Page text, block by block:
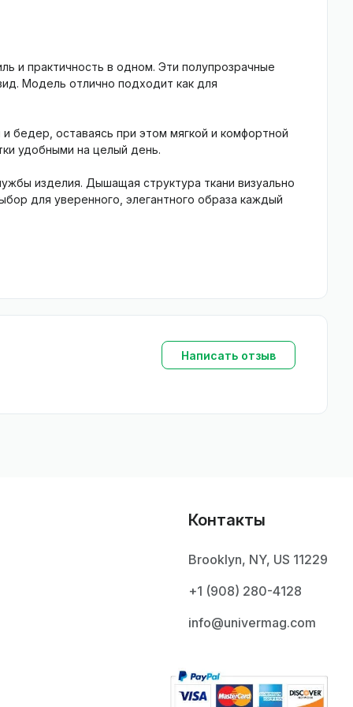
и практичность в одном. Эти полупрозрачные
Модель отлично подходит как для
бедер, оставаясь при этом мягкой и комфортной
удобными на целый день.
изделия. Дышащая структура ткани визуально
для уверенного, элегантного образа каждый
Написать отзыв
Контакты
Brooklyn, NY, US 11229
+1 ‪(908) 280-4128‬
info@univermag.com